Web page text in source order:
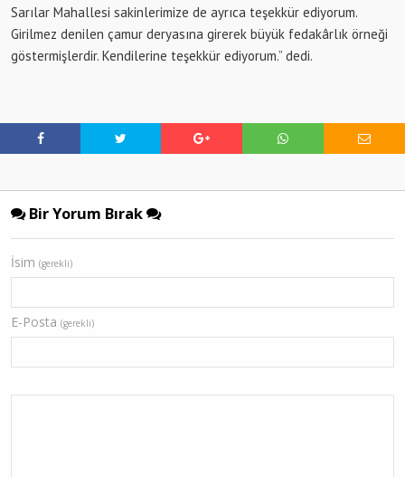
Sarılar Mahallesi sakinlerimize de ayrıca teşekkür ediyorum.
Girilmez denilen çamur deryasına girerek büyük fedakârlık örneği
göstermişlerdir. Kendilerine teşekkür ediyorum.” dedi.
Bir Yorum Bırak
İsim (gerekli)
E-Posta (gerekli)